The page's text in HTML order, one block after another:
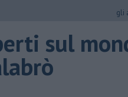
gli
sul